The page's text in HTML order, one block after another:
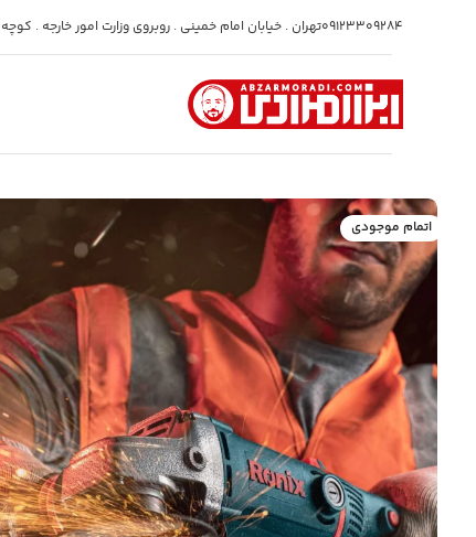
09123309284تهران . خیابان امام خمینی . روبروی وزارت امور خارجه .
اتمام موجودی